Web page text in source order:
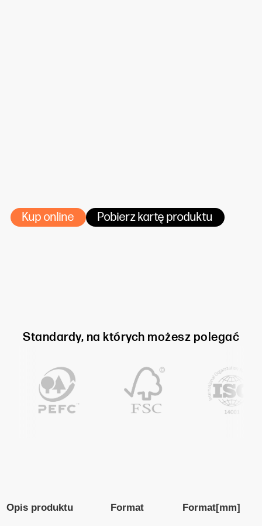
Kup online Pobierz kartę produktu
Standardy, na których możesz polegać
Opis produktu Format Format[mm]